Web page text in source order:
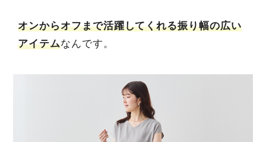
オンからオフまで活躍してくれる振り幅の広い
アイテムなんです。